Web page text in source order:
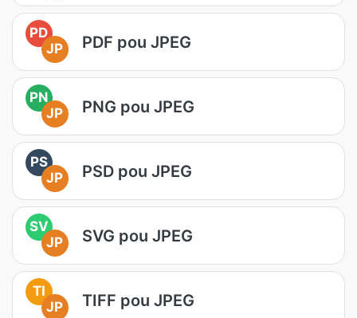
PD
JP
PDF pou JPEG
PN
JP
PNG pou JPEG
PS
JP
PSD pou JPEG
SV
JP
SVG pou JPEG
TI
JP
TIFF pou JPEG